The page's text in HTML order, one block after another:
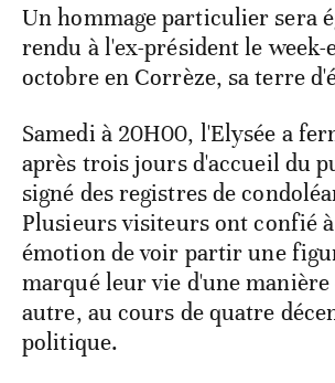
Un hommage particulier sera
rendu à l'ex-président le week-
octobre en Corrèze, sa terre
Samedi à 20H00, l'Elysée a
après trois jours d'accueil du
signé des registres de
Plusieurs visiteurs ont confié
émotion de voir partir une
marqué leur vie d'une manière
autre, au cours de quatre
politique.